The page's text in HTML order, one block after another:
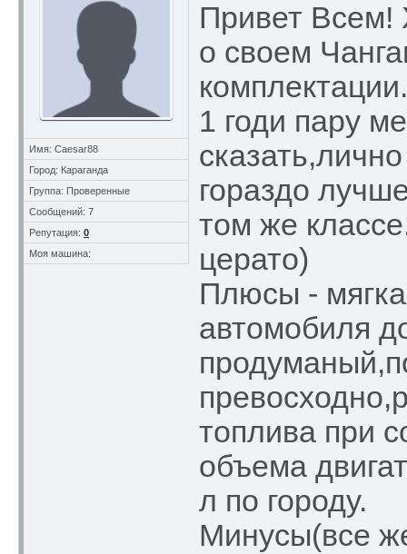
Имя: Caesar88
Город: Караганда
Группа: Проверенные
Сообщений: 7
Репутация: 0
Моя машина:
Привет Всем!
о своем
1 годи пару
гораздо
том же
церато)
Плюсы -
автомобиля
топлива при
объема
л по городу.
Минусы(все